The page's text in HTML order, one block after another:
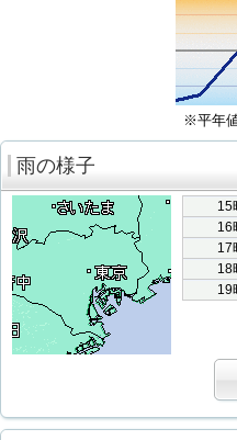
※平年
雨の様子
15
16
17
18
19